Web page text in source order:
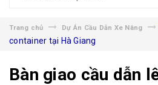
Trang chủ Dự Án Cầu Dẫn Xe Nâng
container tại Hà Giang
Bàn giao cầu dẫn